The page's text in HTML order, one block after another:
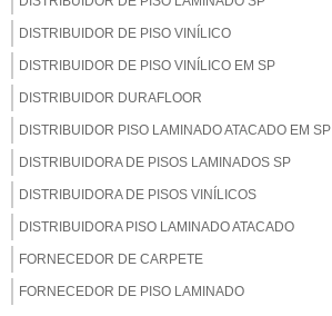
DISTRIBUIDOR DE PISO VINÍLICO
DISTRIBUIDOR DE PISO VINÍLICO EM SP
DISTRIBUIDOR DURAFLOOR
DISTRIBUIDOR PISO LAMINADO ATACADO EM SP
DISTRIBUIDORA DE PISOS LAMINADOS SP
DISTRIBUIDORA DE PISOS VINÍLICOS
DISTRIBUIDORA PISO LAMINADO ATACADO
FORNECEDOR DE CARPETE
FORNECEDOR DE PISO LAMINADO